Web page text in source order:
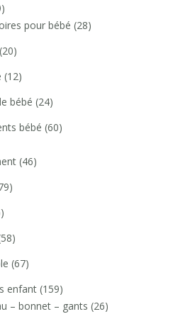
pour bébé (28)
(20)
(12)
bébé (24)
bébé (60)
(46)
(67)
enfant (159)
– bonnet – gants (26)